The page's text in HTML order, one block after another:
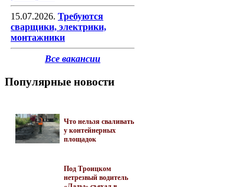
15.07.2026. Требуются
сварщики, электрики,
монтажники
Все вакансии
Популярные новости
Что нельзя сваливать
у контейнерных
площадок
Под Троицком
нетрезвый водитель